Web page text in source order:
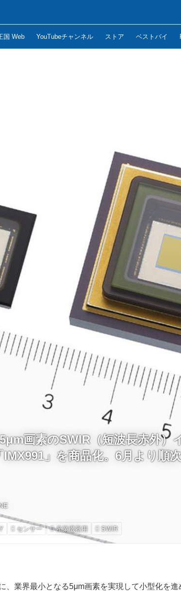
国 Web YouTubeチャンネル ストア ベストバイ
画素のSWIR（短波長赤外）
」を商品化。6月より順
センサー 産業機器用 SWIR
業界最小となる5μm画素を実現して小型化を進